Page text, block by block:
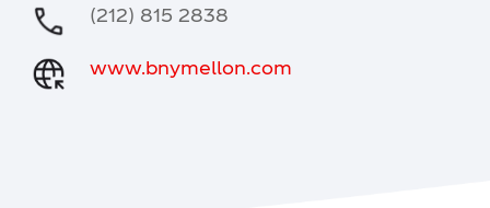
(212) 815 2838
www.bnymellon.com